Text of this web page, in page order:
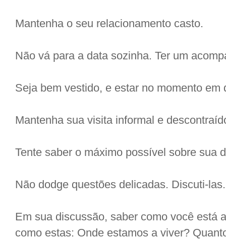
Mantenha o seu relacionamento casto.
Não vá para a data sozinha. Ter um
Seja bem vestido, e estar no momento em
Mantenha sua visita informal e
Tente saber o máximo possível sobre sua
Não dodge questões delicadas. Discuti-las.
Em sua discussão, saber como você está
como estas: Onde estamos a viver?